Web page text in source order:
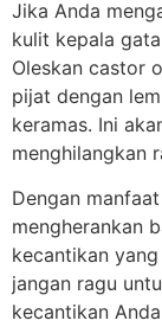
Jika Anda
kulit kepala
Oleskan castor
pijat dengan
keramas. Ini
menghilangkan
Dengan
mengherankan
kecantikan
jangan ragu
kecantikan